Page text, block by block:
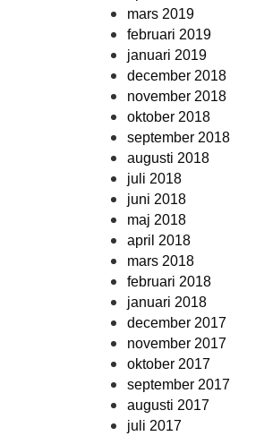
mars 2019
februari 2019
januari 2019
december 2018
november 2018
oktober 2018
september 2018
augusti 2018
juli 2018
juni 2018
maj 2018
april 2018
mars 2018
februari 2018
januari 2018
december 2017
november 2017
oktober 2017
september 2017
augusti 2017
juli 2017